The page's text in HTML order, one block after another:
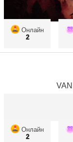
Онлайн
2
Онлайн
2